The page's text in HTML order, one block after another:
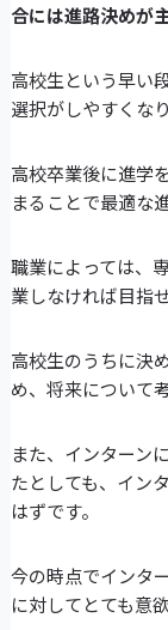
合には進路決めが
高校生という早い
選択がしやすくな
高校卒業後に進学
まることで最適な
職業によっては、
業しなければ目指
高校生のうちに決
め、将来について
また、インターン
たとしても、イン
はずです。
今の時点でインタ
に対してとても意